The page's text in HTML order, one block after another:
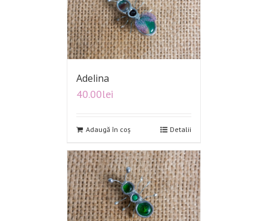
Adelina
40.00lei
Adaugă în coș Detalii